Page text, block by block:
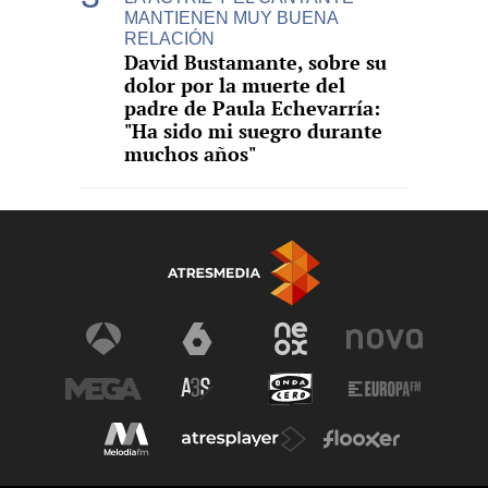
MANTIENEN MUY BUENA
RELACIÓN
David Bustamante, sobre su
dolor por la muerte del
padre de Paula Echevarría:
"Ha sido mi suegro durante
muchos años"